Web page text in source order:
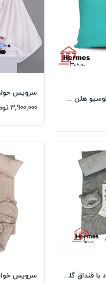
کوسن ساتن اکسکلوسیو هلن جورج HELEN GEORGE مدل:...
3,900,000 تومان
سرویس خواب نوزاد با قنداق گلدوزی مادرکر...